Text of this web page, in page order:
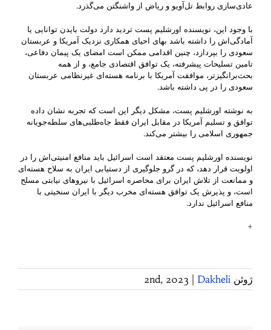
عادی‌سازی روابط تل‌آویو و ریاض از واشنگتن می‌گذرد.
با وجود این، نویسنده اورشلیم پست تردید دارد دولت بایدن توانایی یا
آمادگی‌اش را داشته باشد بهای احیای همکاری نزدیک آمریکا و عربستان
سعودی را بپردازد، چنین اقدامی ممکن است امضای یک پیمان دفاعی،
تامین تسلیحات پیشرفته، یک توافق اقتصادی جامع، و از همه
بحث‌برانگیزتر، موافقت آمریکا با برنامه هسته‌ای غیرنظامی عربستان
سعودی را در پی داشته باشد.
به نوشته اورشلیم پست، مشکل دیگر این است که تجربه نشان داده
توافق و تسلیم آمریکا در مقابل ایران فقط جاه‌طلبی‌های سلطه‌جویانه
جمهوری اسلامی را بیشتر می‌کند.
نویسنده اورشلیم پست معتقد است اسرائیل باید منافع امنیتی‌اش را در
اولویت قرار دهد، که در گرو جلوگیری از دستیابی ایران به سلاح هسته‌ای
و ممانعت از تلاش‌ ایران برای محاصره اسرائیل با نیروهای نیابتی مسلح
است، و پذیرش یک توافق هسته‌ای مخرب دیگر با ایران سنخیتی با
منافع اسرائیل ندارد.
+
ژوئن 2nd, 2023 Dakheli